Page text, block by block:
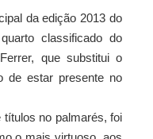
da edição 2013 do
classificado do
que substitui o
de estar presente no
no palmarés, foi